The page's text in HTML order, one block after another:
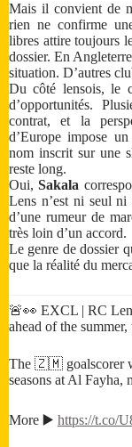
Mais il convient de
rien ne confirme
libres attire toujours
dossier. En
situation. D’autres
Du côté lensois, le
d’opportunités.
contrat, et la
d’Europe impose
nom inscrit sur une
reste long.
Oui,Sakala
Lens n’est ni seul
d’une rumeur de
très loin d’un accord.
Le genre de dossier
que la réalité du
🚨👀 EXCL | RC
ahead of the
The 🇿🇲 goalscorer
seasons at Al Fayha,
More ▶️ https://t.co/